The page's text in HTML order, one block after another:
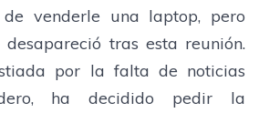
venderle una laptop, pero
tras esta reunión.
por la falta de noticias
ha decidido pedir la